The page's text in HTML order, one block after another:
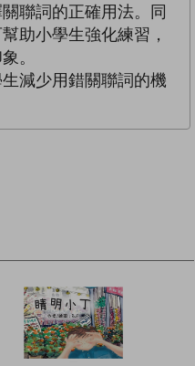
聯詞的正確用法。同
助小學生強化練習，
。
減少用錯關聯詞的機